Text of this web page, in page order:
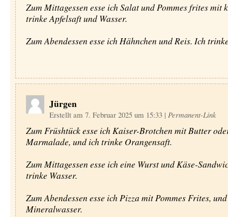
Zum Mittagessen esse ich Salat und Pommes frites mit
trinke Apfelsaft und Wasser.
Zum Abendessen esse ich Hähnchen und Reis. Ich
Jürgen
Erstellt am 7. Februar 2025 um 15:33 | Permanent-Link
Zum Früshtück esse ich Kaiser-Brotchen mit Butter
Marmalade, und ich trinke Orangensaft.
Zum Mittagessen esse ich eine Wurst und Käse-
trinke Wasser.
Zum Abendessen esse ich Pizza mit Pommes Frites,
Mineralwasser.